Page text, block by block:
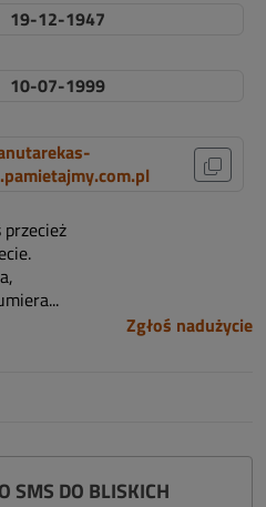
19-12-1947
10-07-1999
Zgłoś nadużycie
SMS DO BLISKICH